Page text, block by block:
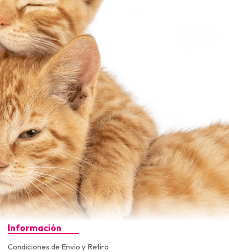
Información
Condiciones de Envío y Retiro